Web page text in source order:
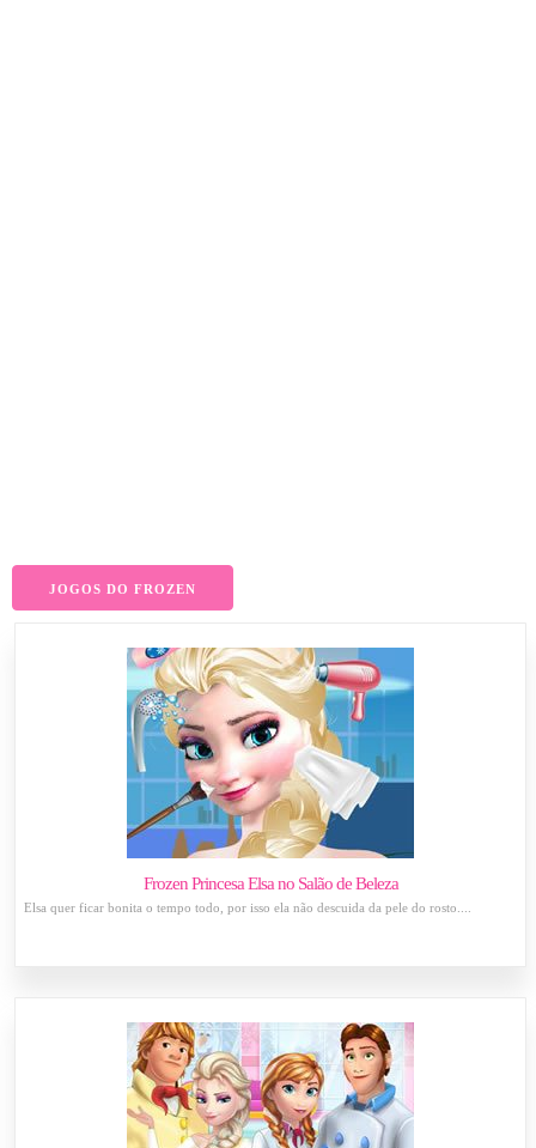
JOGOS DO FROZEN
Frozen Princesa Elsa no Salão de Beleza
Elsa quer ficar bonita o tempo todo, por isso ela não descuida da pele do rosto....